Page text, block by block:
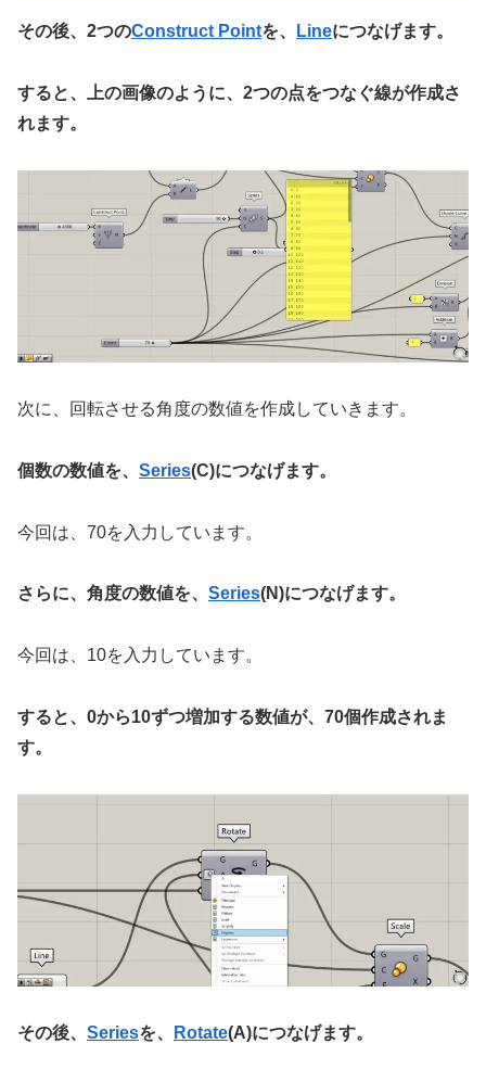
その後、2つのConstruct Pointを、 Lineにつなげます。
すると、上の画像のように、2つの点をつなぐ線が作成さ
れます。
次に、回転させる角度の数値を作成していきます。
個数の数値を、 Series(C)につなげます。
今回は、70を入力しています。
さらに、角度の数値を、 Series(N)につなげます。
今回は、10を入力しています。
すると、0から10ずつ増加する数値が、70個作成されま
す。
その後、 Seriesを、 Rotate(A)につなげます。